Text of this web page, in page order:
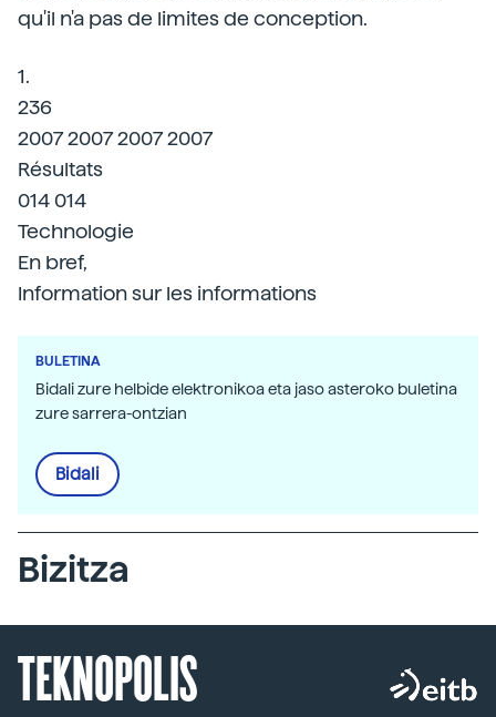
qu'il n'a pas de limites de conception.
1.
236
2007 2007 2007 2007
Résultats
014 014
Technologie
En bref,
Information sur les informations
BULETINA
Bidali zure helbide elektronikoa eta jaso asteroko buletina
zure sarrera-ontzian
Bidali
Bizitza
TEKNOPOLIS